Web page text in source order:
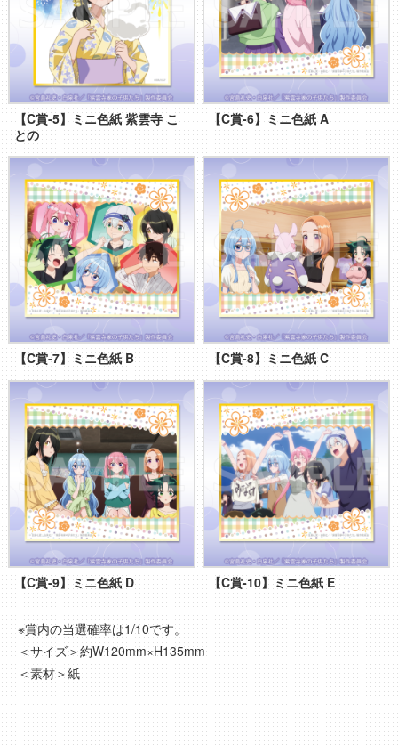
【C賞-5】ミニ色紙 紫雲寺 こ
との
【C賞-6】ミニ色紙 A
【C賞-7】ミニ色紙 B 【C賞-8】ミニ色紙 C
【C賞-9】ミニ色紙 D 【C賞-10】ミニ色紙 E
※賞内の当選確率は1/10です。
＜サイズ＞約W120mm×H135mm
＜素材＞紙